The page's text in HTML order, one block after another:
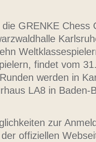
GRENKE Chess
findet vom
werden in
LA8 in Baden-
zur
offiziellen